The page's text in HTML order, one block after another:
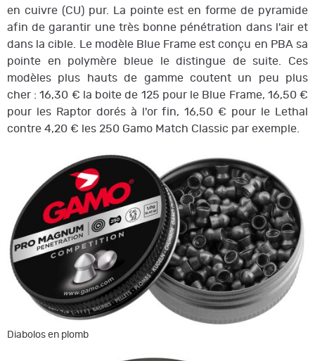
en cuivre (CU) pur. La pointe est en forme de pyramide
afin de garantir une très bonne pénétration dans l'air et
dans la cible. Le modèle Blue Frame est conçu en PBA sa
pointe en polymère bleue le distingue de suite. Ces
modèles plus hauts de gamme coutent un peu plus
cher : 16,30 € la boite de 125 pour le Blue Frame, 16,50 €
pour les Raptor dorés à l'or fin, 16,50 € pour le Lethal
contre 4,20 € les 250 Gamo Match Classic par exemple.
Diabolos en plomb